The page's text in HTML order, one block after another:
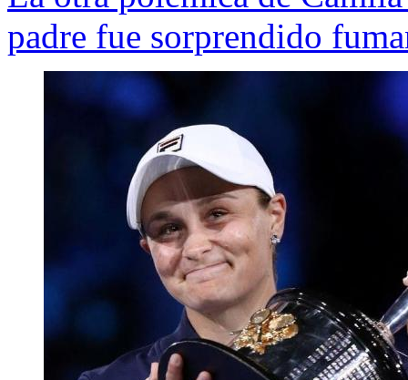
padre fue sorprendido